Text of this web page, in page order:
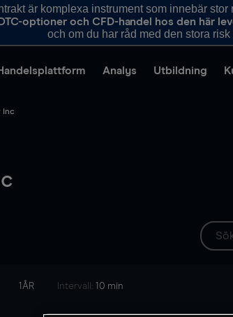
är komplexa instrument som innebär
optioner och CFD-handel hos den här
och om du har råd med den stora
Analys Utbildning
Inc
1ÅR Intervall: 10 min